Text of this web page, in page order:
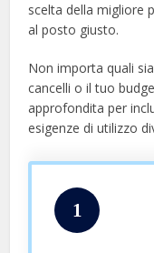
scelta della migliore
al posto giusto.
Non importa quali
cancelli o il tuo
approfondita per
esigenze di utilizzo
1